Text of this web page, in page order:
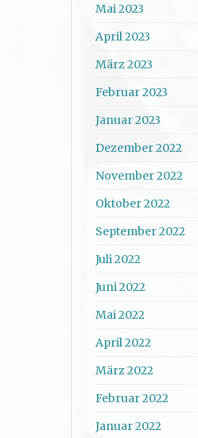
Mai 2023
April 2023
März 2023
Februar 2023
Januar 2023
Dezember 2022
November 2022
Oktober 2022
September 2022
Juli 2022
Juni 2022
Mai 2022
April 2022
März 2022
Februar 2022
Januar 2022